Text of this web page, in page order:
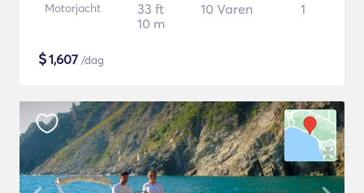
Motorjacht
33 ft
10 m
10 Varen 1
$1,607 /dag